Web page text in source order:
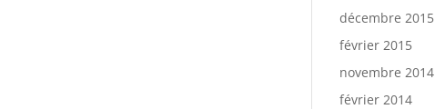
décembre 2015
février 2015
novembre 2014
février 2014